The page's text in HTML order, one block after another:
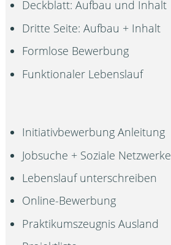
Deckblatt: Aufbau und Inhalt
Dritte Seite: Aufbau + Inhalt
Formlose Bewerbung
Funktionaler Lebenslauf
Initiativbewerbung Anleitung
Jobsuche + Soziale Netzwerke
Lebenslauf unterschreiben
Online-Bewerbung
Praktikumszeugnis Ausland